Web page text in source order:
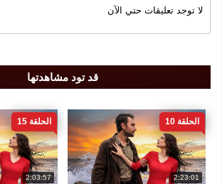
FULL DH 1080
لا توجد تعليقات حتي الآن
قد تود مشاهدتها
2:23:01
الحلقة 10
2:03:57
الحلقة 15